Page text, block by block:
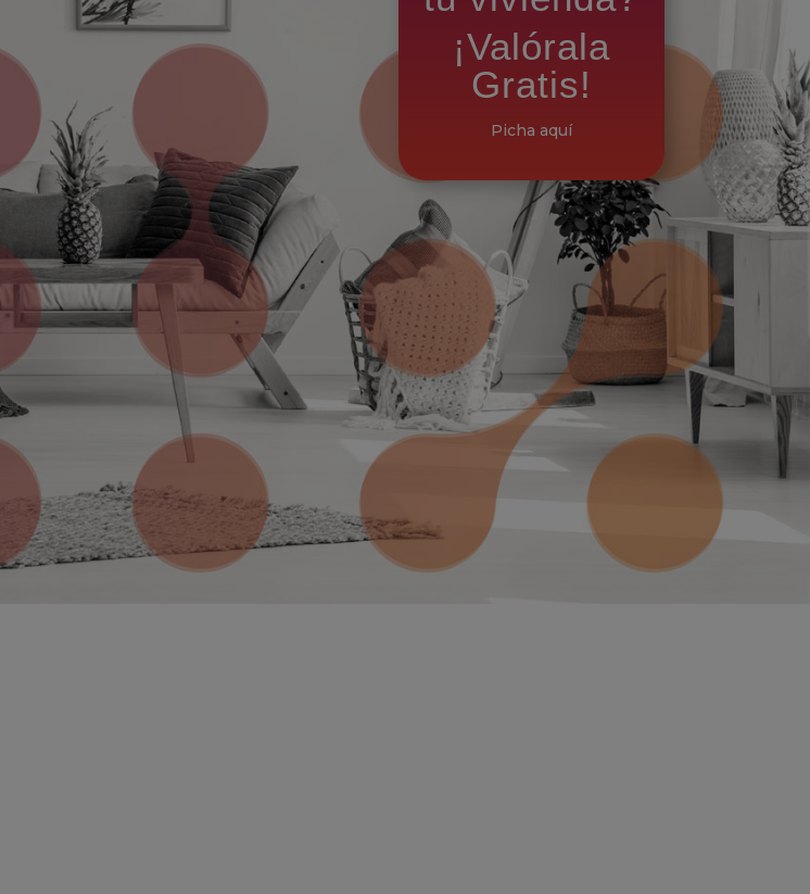
¡Valórala
Gratis!
Picha aquí